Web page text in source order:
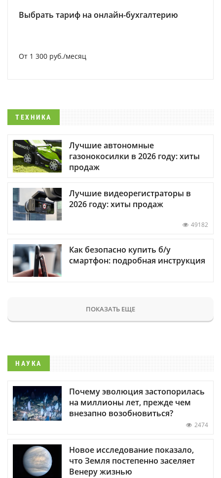
Выбрать тариф на онлайн-бухгалтерию
От 1 300 руб./месяц
ТЕХНИКА
Лучшие автономные
газонокосилки в 2026 году: хиты
продаж
Лучшие видеорегистраторы в
2026 году: хиты продаж
49182
Как безопасно купить б/у
смартфон: подробная инструкция
ПОКАЗАТЬ ЕЩЕ
НАУКА
Почему эволюция застопорилась
на миллионы лет, прежде чем
внезапно возобновиться?
2474
Новое исследование показало,
что Земля постепенно заселяет
Венеру жизнью